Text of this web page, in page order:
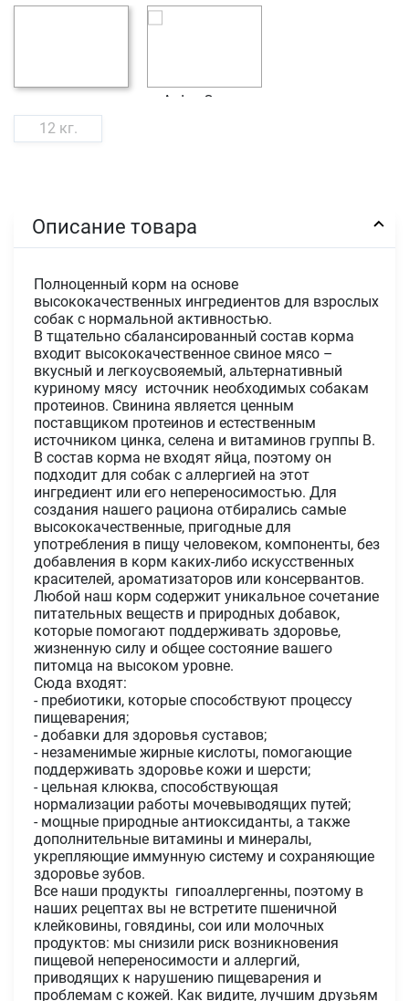
12 кг.
Описание товара
Полноценный корм на основе
высококачественных ингредиентов для взрослых
собак с нормальной активностью.
В тщательно сбалансированный состав корма
входит высококачественное свиное мясо –
вкусный и легкоусвояемый, альтернативный
куриному мясу источник необходимых собакам
протеинов. Свинина является ценным
поставщиком протеинов и естественным
источником цинка, селена и витаминов группы B.
В состав корма не входят яйца, поэтому он
подходит для собак с аллергией на этот
ингредиент или его непереносимостью. Для
создания нашего рациона отбирались самые
высококачественные, пригодные для
употребления в пищу человеком, компоненты, без
добавления в корм каких-либо искусственных
красителей, ароматизаторов или консервантов.
Любой наш корм содержит уникальное сочетание
питательных веществ и природных добавок,
которые помогают поддерживать здоровье,
жизненную силу и общее состояние вашего
питомца на высоком уровне.
Сюда входят:
- пребиотики, которые способствуют процессу
пищеварения;
- добавки для здоровья суставов;
- незаменимые жирные кислоты, помогающие
поддерживать здоровье кожи и шерсти;
- цельная клюква, способствующая
нормализации работы мочевыводящих путей;
- мощные природные антиоксиданты, а также
дополнительные витамины и минералы,
укрепляющие иммунную систему и сохраняющие
здоровье зубов.
Все наши продукты гипоаллергенны, поэтому в
наших рецептах вы не встретите пшеничной
клейковины, говядины, сои или молочных
продуктов: мы снизили риск возникновения
пищевой непереносимости и аллергий,
приводящих к нарушению пищеварения и
проблемам с кожей. Как видите, лучшим друзьям